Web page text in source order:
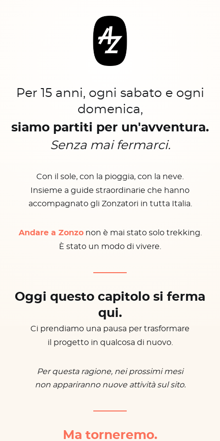
Per 15 anni, ogni sabato e ogni
domenica,
siamo partiti per un'avventura.
Senza mai fermarci.
Con il sole, con la pioggia, con la neve.
Insieme a guide straordinarie che hanno
accompagnato gli Zonzatori in tutta Italia.
Andare a Zonzonon è mai stato solo trekking.
È stato un modo di vivere.
Oggi questo capitolo si ferma
qui.
Ci prendiamo una pausa per trasformare
il progetto in qualcosa di nuovo.
Per questa ragione, nei prossimi mesi
non appariranno nuove attività sul sito.
Ma torneremo.